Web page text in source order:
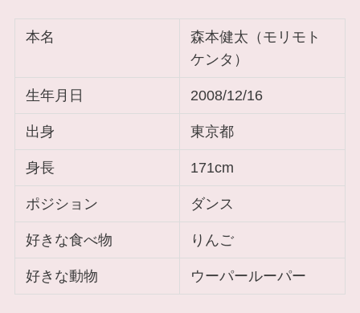
本名
森本健太（モリモト
ケンタ）
生年月日 2008/12/16
出身 東京都
身長 171cm
ポジション ダンス
好きな食べ物 りんご
好きな動物 ウーパールーパー